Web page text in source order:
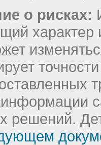
о рисках:
информации
решений.